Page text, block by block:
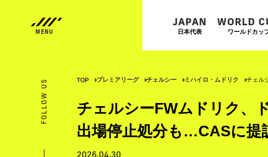
JAPAN
日本代表
WORLD
ワールドカッ
FOLLOW US TOP プレミアリーグ チェルシー ミハイロ・ムドリク チェル
チェルシーFWムドリク、
出場停止処分も…CASに提
2026.04.30